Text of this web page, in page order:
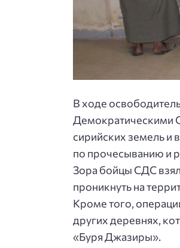
В ходе
Демократическими
сирийских земель и
по прочесыванию и
Зора бойцы СДС
проникнуть на
Кроме того,
других деревнях,
«Буря Джазиры».